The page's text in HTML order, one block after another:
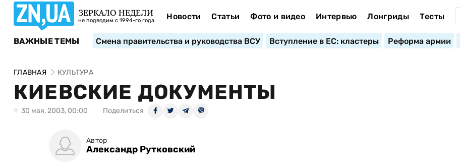
ЗЕРКАЛО НЕДЕЛИ
не подводим с 1994-го года Новости Статьи Фото и видео Интервью Лонгриды Тесты
ВАЖНЫЕ ТЕМЫ Смена правительства и руководства ВСУ Вступление в ЕС: кластеры Реформа армии
ГЛАВНАЯ КУЛЬТУРА
КИЕВСКИЕ ДОКУМЕНТЫ
30 мая, 2003, 00:00 Поделиться
Автор
Александр Рутковский